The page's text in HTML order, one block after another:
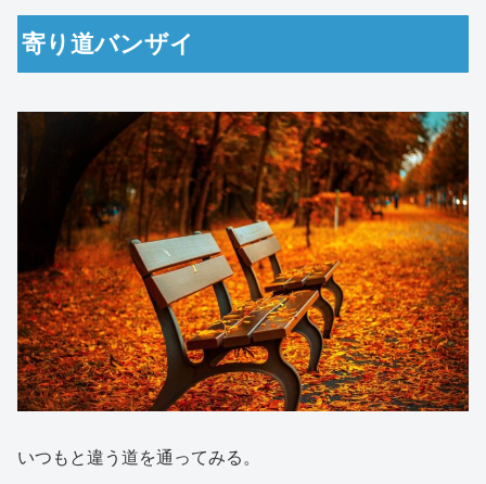
寄り道バンザイ
いつもと違う道を通ってみる。